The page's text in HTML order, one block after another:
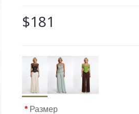
$181
Размер